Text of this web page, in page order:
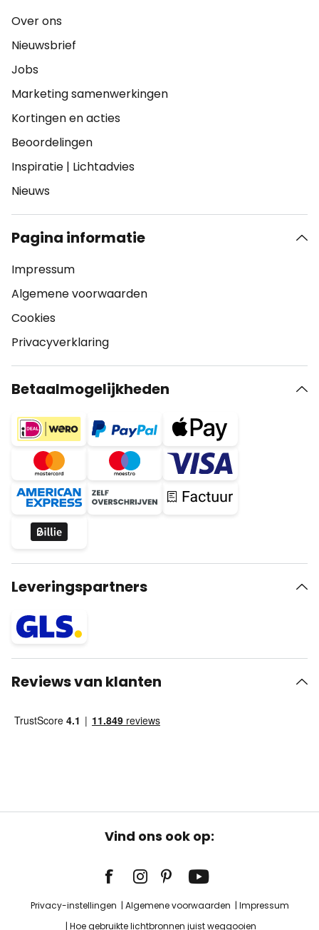
Over ons
Nieuwsbrief
Jobs
Marketing samenwerkingen
Kortingen en acties
Beoordelingen
Inspiratie | Lichtadvies
Nieuws
Pagina informatie
Impressum
Algemene voorwaarden
Cookies
Privacyverklaring
Betaalmogelijkheden
Leveringspartners
Reviews van klanten
Vind ons ook op:
Privacy-instellingen Algemene voorwaarden
Impressum
Hoe gebruikte lichtbronnen juist weggooien